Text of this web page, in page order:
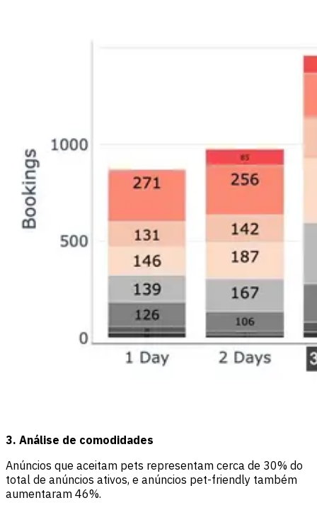
3. Análise de comodidades
Anúncios que aceitam pets representam cerca de 30% do
total de anúncios ativos, e anúncios pet-friendly também
aumentaram 46%.